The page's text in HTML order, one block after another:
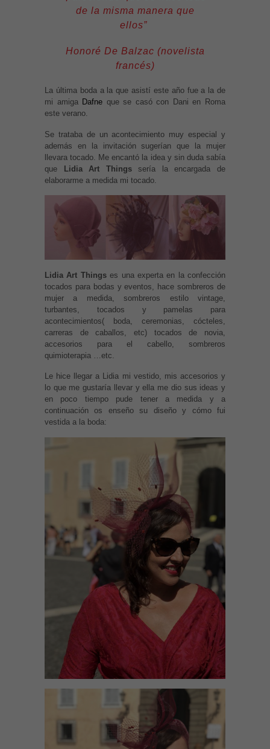
de la misma manera que
ellos”
Honoré De Balzac (novelista
francés)
La última boda a la que asistí este año fue a la de
mi amiga Dafne que se casó con Dani en Roma
este verano.
Se trataba de un acontecimiento muy especial y
además en la invitación sugerían que la mujer
llevara tocado. Me encantó la idea y sin duda sabía
que Lidia Art Thingssería la encargada de
elaborarme a medida mi tocado.
Lidia Art Thingses una experta en la confección
tocados para bodas y eventos, hace sombreros de
mujer a medida, sombreros estilo vintage,
turbantes, tocados y pamelas para
acontecimientos( boda, ceremonias, cócteles,
carreras de caballos, etc) tocados de novia,
accesorios para el cabello, sombreros
quimioterapia …etc.
Le hice llegar a Lidia mi vestido, mis accesorios y
lo que me gustaría llevar y ella me dio sus ideas y
en poco tiempo pude tener a medida y a
continuación os enseño su diseño y cómo fui
vestida a la boda: